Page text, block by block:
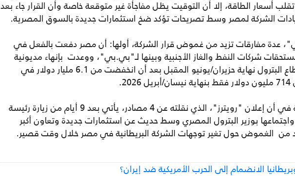
أسعار الطاقة، إلا أن التوقيت يظل مفاجأة غير متوقعة خاصة وأن القرار جاء بعد
الشركة لمصر وسط تصريحات تؤكد ضخ استثمارات جديدة بالسوق المصرية.
عدة مفارقات تزيد من غموض قرار الشركة، أولها: أن مصر دفعت بالفعل في
مستحقات شركات النفط والغاز الأجنبية وبينها لـ"بي.بي"، ووعدت بإنهاء مديونية
الشركاء الأجانب في قطاع البترول نهاية حزيران/يونيو المقبل بعد أن انخفضت من 6.1 مليار دولار في
وتتمثل المفارقة الثانية في أن إعلان "رويترز"، الذي نقلته عن 4 مصادر، يأتي بعد 9 أيام من زيارة رئيسة
بوزير البترول المصري وسط حديث عن استثمارات جديدة وتعاون أكبر
من الغموض حول تغير توجهات الشركة البريطانية في مصر خلال وقت قصير.
الانضمام إلى الحرب الأمريكية ضد إيران؟